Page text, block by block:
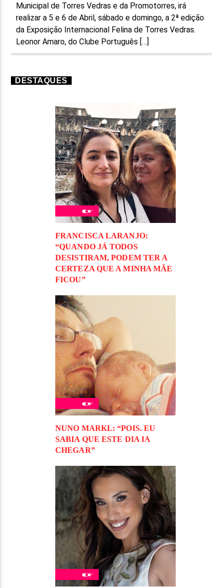
Municipal de Torres Vedras e da Promotorres, irá
realizar a 5 e 6 de Abril, sábado e domingo, a 2ª edição
da Exposição Internacional Felina de Torres Vedras.
Leonor Amaro, do Clube Português […]
DESTAQUES
FRANCISCA LARANJO:
“QUANDO JÁ TODOS
DESISTIRAM, PODEM TER A
CERTEZA QUE A MINHA MÃE
FICOU”
NUNO MARKL: “POIS. EU
SABIA QUE ESTE DIA IA
CHEGAR”